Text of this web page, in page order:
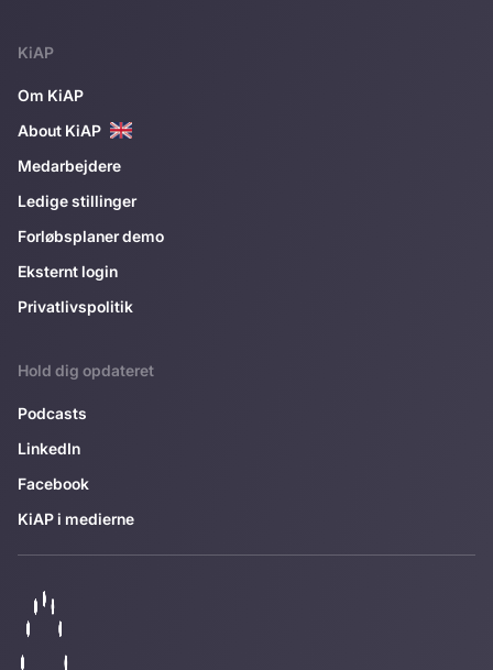
KiAP
Om KiAP
About KiAP
Medarbejdere
Ledige stillinger
Forløbsplaner demo
Eksternt login
Privatlivspolitik
Hold dig opdateret
Podcasts
LinkedIn
Facebook
KiAP i medierne